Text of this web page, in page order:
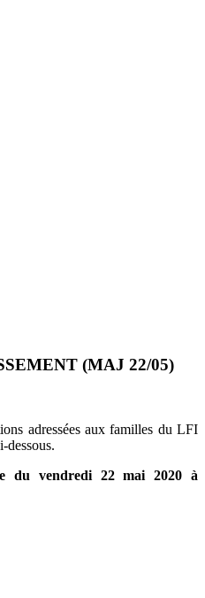
(MAJ 22/05)
adressées aux familles du LFI
dessous.
du vendredi 22mai 2020 à